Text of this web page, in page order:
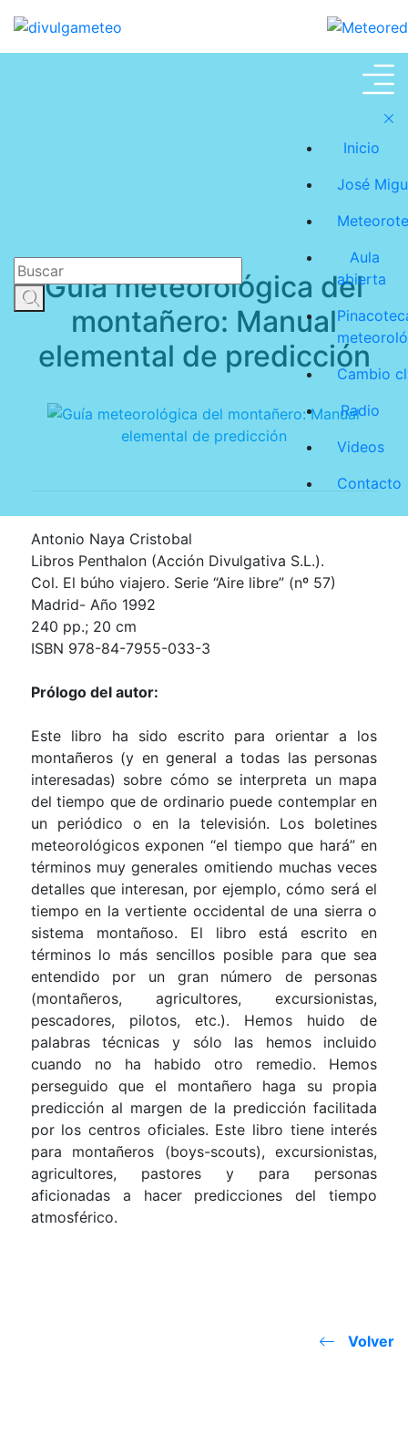
Inicio
José
Aula
abierta
Cambio
Radio
Videos
Contacto
Meteoroteca
Guía meteorológica del
montañero: Manual
elemental de predicción
Antonio Naya Cristobal
Libros Penthalon (Acción Divulgativa S.L.).
Col. El búho viajero. Serie “Aire libre” (nº 57)
Madrid- Año 1992
240 pp.; 20 cm
ISBN 978-84-7955-033-3
Prólogo del autor:
Este libro ha sido escrito para orientar a los
montañeros (y en general a todas las personas
interesadas) sobre cómo se interpreta un mapa
del tiempo que de ordinario puede contemplar en
un periódico o en la televisión. Los boletines
meteorológicos exponen “el tiempo que hará” en
términos muy generales omitiendo muchas veces
detalles que interesan, por ejemplo, cómo será el
tiempo en la vertiente occidental de una sierra o
sistema montañoso. El libro está escrito en
términos lo más sencillos posible para que sea
entendido por un gran número de personas
(montañeros, agricultores, excursionistas,
pescadores, pilotos, etc.). Hemos huido de
palabras técnicas y sólo las hemos incluido
cuando no ha habido otro remedio. Hemos
perseguido que el montañero haga su propia
predicción al margen de la predicción facilitada
por los centros oficiales. Este libro tiene interés
para montañeros (boys-scouts), excursionistas,
agricultores, pastores y para personas
aficionadas a hacer predicciones del tiempo
atmosférico.
Volver